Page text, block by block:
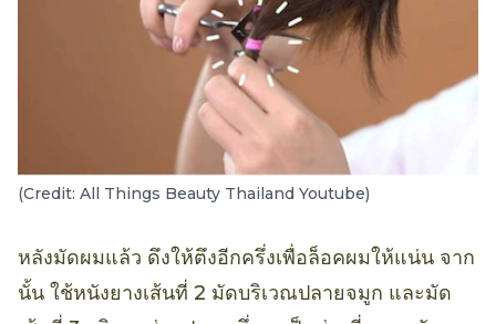
(Credit: All Things Beauty Thailand Youtube)
หลังมัดผมแล้ว ดึงให้ตึงอีกครึ่งเพื่อล็อคผมให้แน่น จาก
นั้น ใช้หนังยางเส้นที่ 2 มัดบริเวณปลายจมูก และมัด